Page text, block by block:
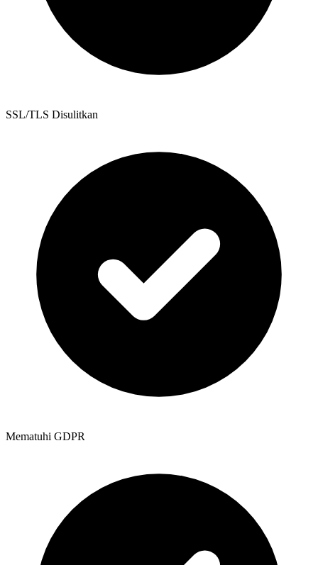
SSL/TLS Disulitkan
Mematuhi GDPR